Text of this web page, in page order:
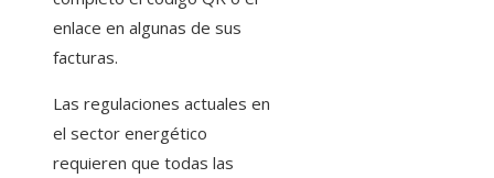
enlace en algunas de sus
facturas.
Las regulaciones actuales en
el sector energético
requieren que todas las